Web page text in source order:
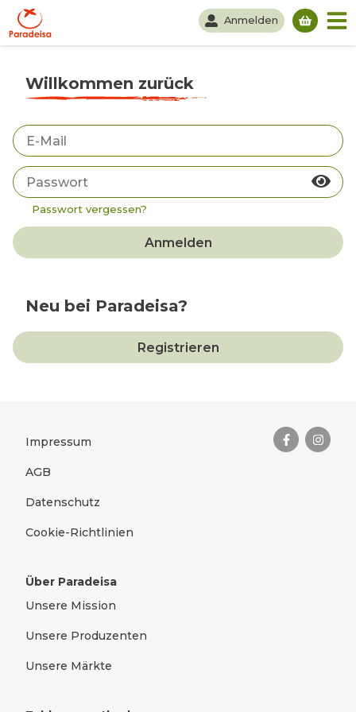
Anmelden
Willkommen zurück
Passwort vergessen?
Anmelden
Neu bei Paradeisa?
Registrieren
Rechtliches
Impressum
AGB
Datenschutz
Cookie-Richtlinien
Über Paradeisa
Unsere Mission
Unsere Produzenten
Unsere Märkte